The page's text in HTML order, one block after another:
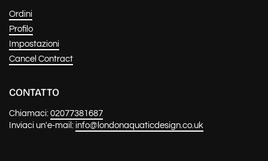
Ordini
Profilo
Impostazioni
Cancel Contract
CONTATTO
Chiamaci: 02077381687
Inviaci un'e-mail: info@londonaquaticdesign.co.uk